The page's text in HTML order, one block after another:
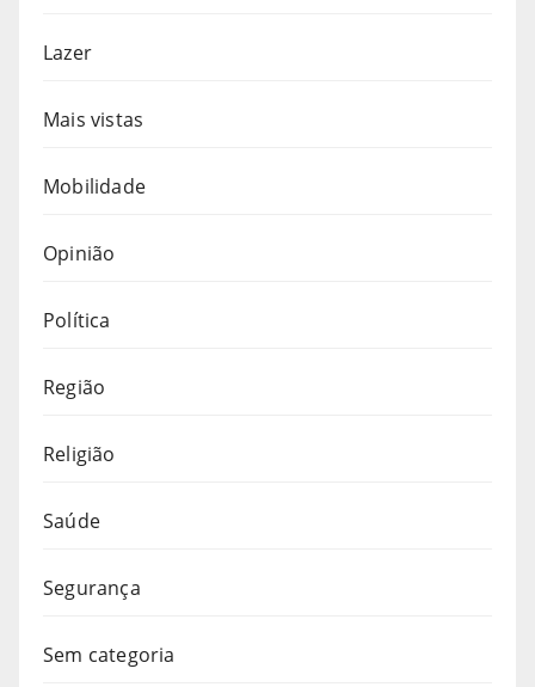
Lazer
Mais vistas
Mobilidade
Opinião
Política
Região
Religião
Saúde
Segurança
Sem categoria